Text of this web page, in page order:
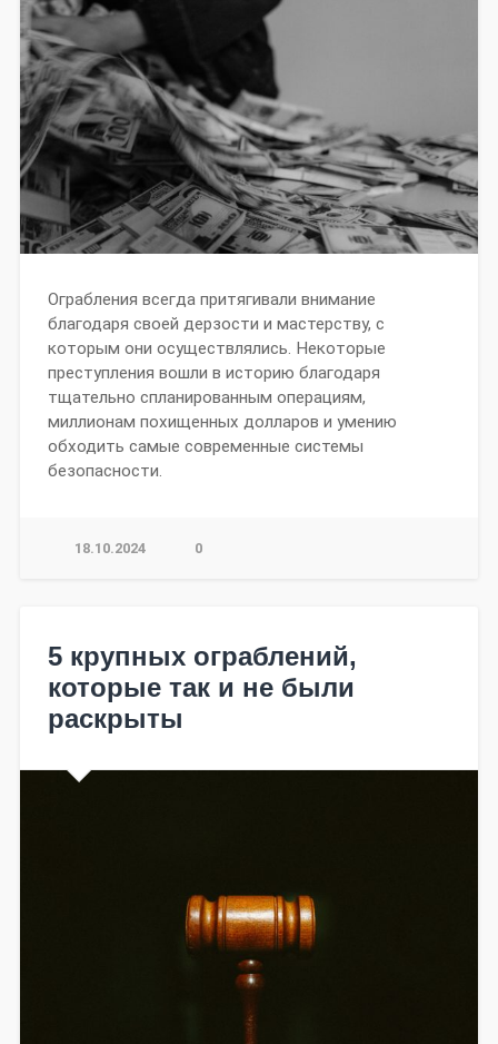
Ограбления всегда притягивали внимание
благодаря своей дерзости и мастерству, с
которым они осуществлялись. Некоторые
преступления вошли в историю благодаря
тщательно спланированным операциям,
миллионам похищенных долларов и умению
обходить самые современные системы
безопасности.
18.10.2024 0
5 крупных ограблений,
которые так и не были
раскрыты